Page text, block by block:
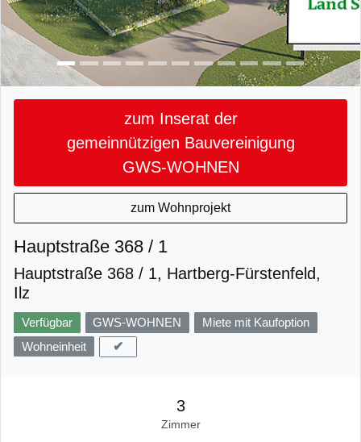
zum Inserat der
gemeinnützigen Bauvereinigung
GWS-WOHNEN
zum Wohnprojekt
Hauptstraße 368 / 1
Hauptstraße 368 / 1, Hartberg-Fürstenfeld,
Ilz
Verfügbar GWS-WOHNEN
Miete mit Kaufoption
Wohneinheit
✔
3
Zimmer